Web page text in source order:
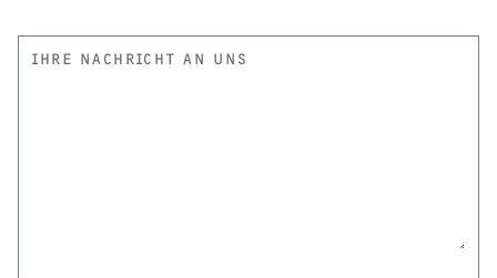
IHRE NACHRICHT AN UNS